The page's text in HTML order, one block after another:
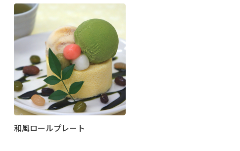
和風ロールプレート